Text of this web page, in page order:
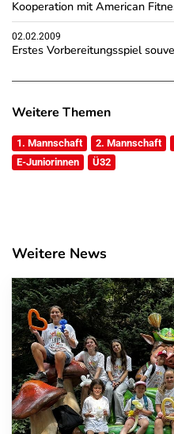
Kooperation mit American
02.02.2009
Erstes Vorbereitungsspiel
Weitere Themen
1. Mannschaft 2. Mannschaft
E-Juniorinnen
Ü32
Weitere News